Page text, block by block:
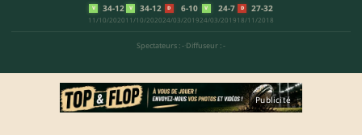
V 34-12
11/10/2020
V 34-12
11/10/2020
D 6-10
24/03/2019
V 24-7
24/03/2019
D 27-32
18/11/2018
Spectateurs : - Diffuseur : -
Publicité